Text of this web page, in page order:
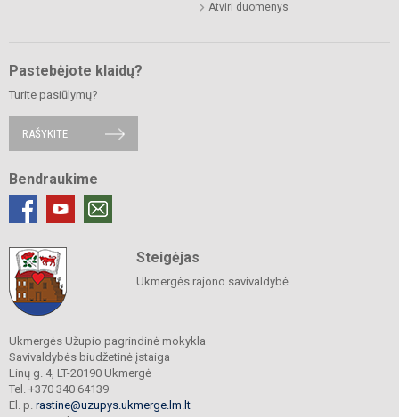
Atviri duomenys
Pastebėjote klaidų?
Turite pasiūlymų?
RAŠYKITE
Bendraukime
Steigėjas
Ukmergės rajono savivaldybė
Ukmergės Užupio pagrindinė mokykla
Savivaldybės biudžetinė įstaiga
Linų g. 4, LT-20190 Ukmergė
Tel. +370 340 64139
El. p. rastine@uzupys.ukmerge.lm.lt